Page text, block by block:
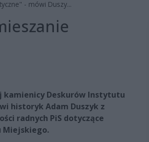
- mówi Duszy...
kamienicy Deskurów Instytutu
historyk Adam Duszyk z
radnych PiS dotyczące
Miejskiego.